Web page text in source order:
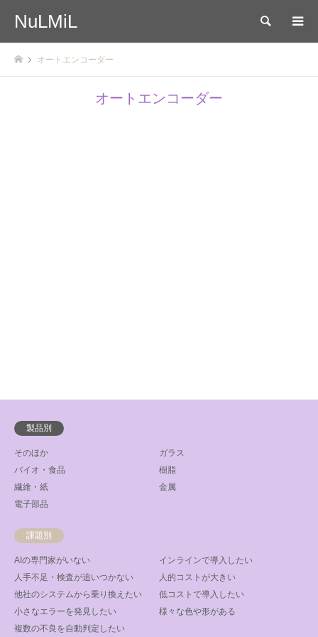
NuLMiL 検索
オートエンコーダー
オートエンコーダー
製品別
そのほか
ガラス
バイオ・食品
樹脂
繊維・紙
金属
電子部品
課題別
AIの専門家がいない
インラインで導入したい
人手不足・検査が追いつかない
人的コストが大きい
他社のシステムから乗り換えたい
低コストで導入したい
小さなエラーを発見したい
様々な色や形がある
複数の不良を自動判定したい